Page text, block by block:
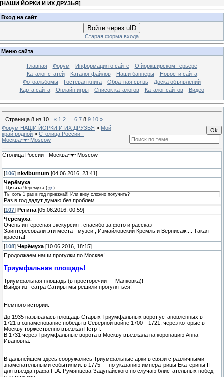
[НАШИ ЙОРКИ И ИХ ДРУЗЬЯ]
Вход на сайт
Войти через uID
Старая форма входа
Меню сайта
Главная Форум Информация о сайте
О йоркширском терьере
Каталог статей
Каталог файлов Наши баннеры
Новости сайта
Фотоальбомы
Гостевая книга Обратная связь
Доска объявлений
Карта сайта
Онлайн игры Список каталогов Каталог сайтов Видео
Страница 8 из 10 « 1 2 6 7 8 9 10 »
Форум НАШИ ЙОРКИ И ИХ ДРУЗЬЯ » Мой
край родной » Столица России -
Москва~♥~Moscow
Столица России - Москва~♥~Moscow
[106] nkviburnum [04.06.2016, 23:41]
Черёмуха
Цитата Черёмуха (
)
Ты хоть 1 раз в год приезжай! Или визу сложно получить?
Раз в год дадут думаю без проблем.
[107] Регина [05.06.2016, 00:59]
Черёмуха
Очень интересная экскурсия , спасибо за фото и рассказ
Заинтересовали эти места - музеи , Измайловский Кремль и Вернисаж.... Такая
красота!
[108] Черёмуха [10.06.2016, 18:15]
Продолжаем наши прогулки по Москве!
Триумфальная площадь!
Триумфальная площадь (в просторечии — Маяковка)!
Выйдя из театра Сатиры мы решили прогуляться!
Немного истории.
До 1935 называлась площадь Старых Триумфальных ворот,установленных в
1721 в ознаменование победы в Северной войне 1700—1721, через которые в
Москву торжественно въезжал Пётр I.
В 1731 через Триумфальные ворота в Москву въезжала на коронацию Анна
Ивановна.
В дальнейшем здесь сооружались Триумфальные арки в связи с различными
знаменательными событиями: в 1775 — по указанию императрицы Екатерины II
для въезда графа П.А. Румянцева-Задунайского по случаю блистательных побед